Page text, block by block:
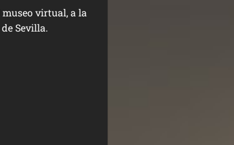
virtual, a la
Sevilla.